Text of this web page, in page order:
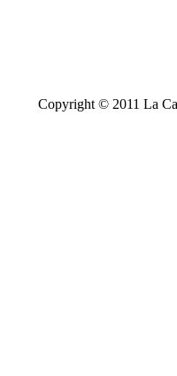
Copyright © 2011 La